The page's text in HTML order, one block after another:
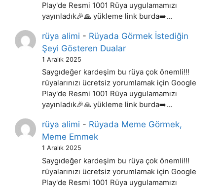
Play'de Resmi 1001 Rüya uygulamamızı
yayınladık🎉🙏 yükleme link burda➡️…
rüya alimi - Rüyada Görmek İstediğin
Şeyi Gösteren Dualar
1 Aralık 2025
Saygıdeğer kardeşim bu rüya çok önemli!!!
rüyalarınızı ücretsiz yorumlamak için Google
Play'de Resmi 1001 Rüya uygulamamızı
yayınladık🎉🙏 yükleme link burda➡️…
rüya alimi - Rüyada Meme Görmek,
Meme Emmek
1 Aralık 2025
Saygıdeğer kardeşim bu rüya çok önemli!!!
rüyalarınızı ücretsiz yorumlamak için Google
Play'de Resmi 1001 Rüya uygulamamızı